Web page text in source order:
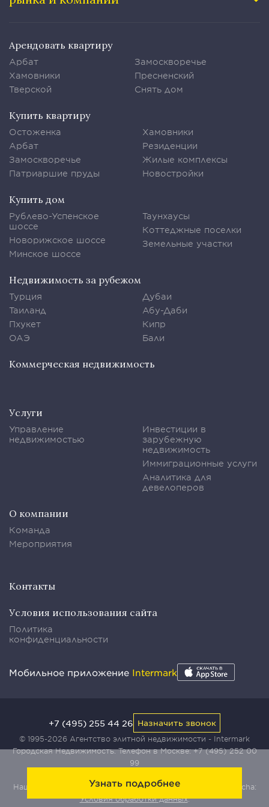
Узнать подробнее
Арендовать квартиру
Арбат
Хамовники
Тверской
Замоскворечье
Пресненский
Снять дом
Купить квартиру
Остоженка
Арбат
Замоскворечье
Патриаршие пруды
Хамовники
Резиденции
Жилые комплексы
Новостройки
Купить дом
Рублево-Успенское
шоссе
Новорижское шоссе
Минское шоссе
Таунхаусы
Коттеджные поселки
Земельные участки
Недвижимость за рубежом
Турция
Таиланд
Пхукет
ОАЭ
Дубаи
Абу-Даби
Кипр
Бали
Коммерческая недвижимость
Услуги
Управление
недвижимостью
Инвестиции в
зарубежную
недвижимость
Иммиграционные услуги
Аналитика для
девелоперов
О компании
Команда
Мероприятия
Контакты
Условия использования сайта
Политика
конфиденциальности
Мобильное приложение Intermark
© 1995-2026 Агентство элитной недвижимости - Intermark
Городская Недвижимость. Телефон в Москве:+7 (495) 252 00
99
Наш сайт защищен с помощью сервиса Yandex SmartCaptcha:
Условия обработки данных.
+7 (495) 255 44 26 Назначить звонок